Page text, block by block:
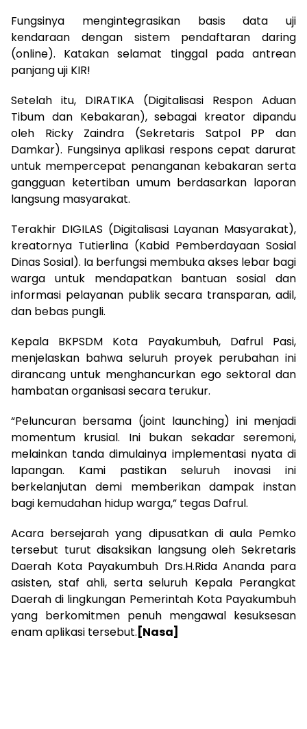
Fungsinya mengintegrasikan basis data uji
kendaraan dengan sistem pendaftaran daring
(online). Katakan selamat tinggal pada antrean
panjang uji KIR!
Setelah itu, DIRATIKA (Digitalisasi Respon Aduan
Tibum dan Kebakaran), sebagai kreator dipandu
oleh Ricky Zaindra (Sekretaris Satpol PP dan
Damkar). Fungsinya aplikasi respons cepat darurat
untuk mempercepat penanganan kebakaran serta
gangguan ketertiban umum berdasarkan laporan
langsung masyarakat.
Terakhir DIGILAS (Digitalisasi Layanan Masyarakat),
kreatornya Tutierlina (Kabid Pemberdayaan Sosial
Dinas Sosial). Ia berfungsi membuka akses lebar bagi
warga untuk mendapatkan bantuan sosial dan
informasi pelayanan publik secara transparan, adil,
dan bebas pungli.
Kepala BKPSDM Kota Payakumbuh, Dafrul Pasi,
menjelaskan bahwa seluruh proyek perubahan ini
dirancang untuk menghancurkan ego sektoral dan
hambatan organisasi secara terukur.
“Peluncuran bersama (joint launching) ini menjadi
momentum krusial. Ini bukan sekadar seremoni,
melainkan tanda dimulainya implementasi nyata di
lapangan. Kami pastikan seluruh inovasi ini
berkelanjutan demi memberikan dampak instan
bagi kemudahan hidup warga,” tegas Dafrul.
Acara bersejarah yang dipusatkan di aula Pemko
tersebut turut disaksikan langsung oleh Sekretaris
Daerah Kota Payakumbuh Drs.H.Rida Ananda para
asisten, staf ahli, serta seluruh Kepala Perangkat
Daerah di lingkungan Pemerintah Kota Payakumbuh
yang berkomitmen penuh mengawal kesuksesan
enam aplikasi tersebut. [Nasa]